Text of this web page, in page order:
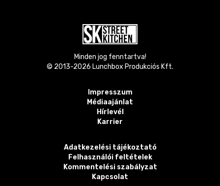
Minden jog fenntartva!
© 2013-2026 Lunchbox Produkciós Kft.
Impresszum
Médiaajánlat
Hírlevél
Karrier
Adatkezelési tájékoztató
Felhasználói feltételek
Kommentelési szabályzat
Kapcsolat